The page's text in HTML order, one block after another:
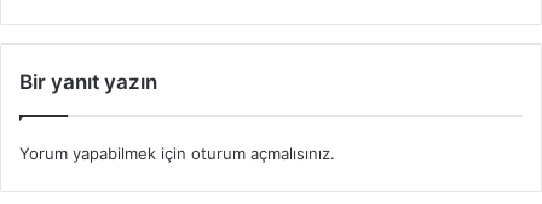
Bir yanıt yazın
Yorum yapabilmek için oturum açmalısınız.